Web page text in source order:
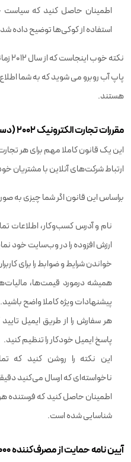
اطمینان حاصل کنید که
استفاده از کوکی‌ها توضیح داده
پاپ آب روبرو می شوید که به شما
هستند.
مقررات تجارت الکترونیک 2002 (دستورالعمل EC)
این یک قانون کاملا مهم برای هر
ارتباط شرکت‌های آنلاین با مشتریان
براساس این قانون اگر شما چیزی به
نام و آدرس کسب‌وکار، اطلاعات
ارزش افزوده را در وب‌سایت خود
خواندن شرایط و ضوابط را برای
همیشه درمورد قیمت‌ها،
پیشنهادات ویژه کاملا واضح باشید.
هر سفارش را از طریق ایمیل تایید
پاسخ ایمیل خودکار را تنظیم کنید.
این نکته را روشن کنید که
ناخواسته‌ای که ارسال می‌کنید
اطمینان حاصل کنید که فرستنده
شناسایی شده است.
آیین نامه حمایت از مصرف‌کننده 2000 (فروش از راه دور)